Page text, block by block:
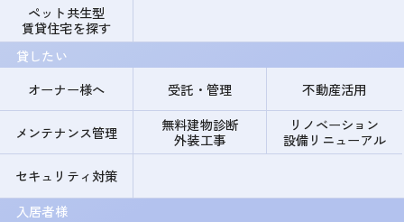
ペット共生型
賃貸住宅を探す
貸したい
オーナー様へ
受託・管理 不動産活用
メンテナンス管理
無料建物診断
外装工事
リノベーション
設備リニューアル
セキュリティ対策
入居者様